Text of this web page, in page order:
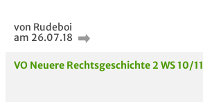
von Rudeboi
am 26.07.18
VO Neuere Rechtsgeschichte 2 WS 10/11